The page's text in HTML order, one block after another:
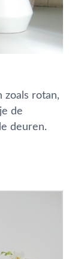
zoals rotan,
de
deuren.